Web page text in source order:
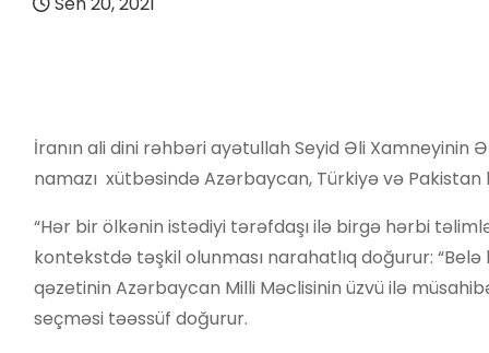
İranın ali dini rəhbəri ayətullah Seyid Əli Xamneyinin
namazı xütbəsində Azərbaycan, Türkiyə və
“Hər bir ölkənin istədiyi tərəfdaşı ilə birgə hərbi
kontekstdə təşkil olunması narahatlıq doğurur:
qəzetinin Azərbaycan Milli Məclisinin üzvü ilə
seçməsi təəssüf doğurur.